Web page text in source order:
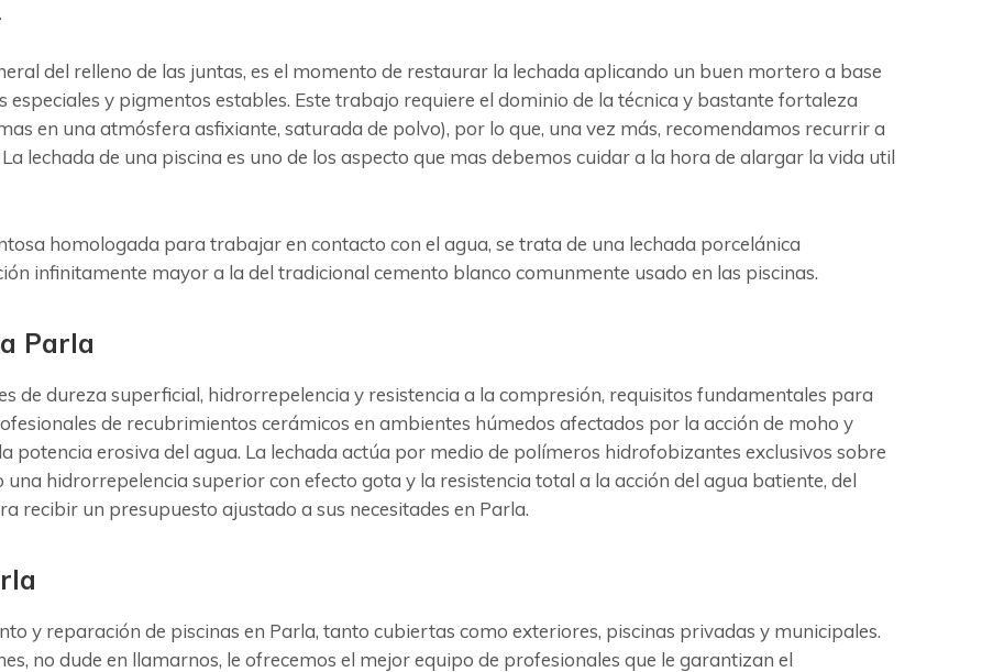
del relleno de las juntas, es el momento de restaurar la lechada aplicando un buen mortero a base
especiales y pigmentos estables. Este trabajo requiere el dominio de la técnica y bastante fortaleza
en una atmósfera asfixiante, saturada de polvo), por lo que, una vez más, recomendamos recurrir a
lechada de una piscina es uno de los aspecto que mas debemos cuidar a la hora de alargar la vida util
homologada para trabajar en contacto con el agua, se trata de una lechada porcelánica
infinitamente mayor a la del tradicional cemento blanco comunmente usado en las piscinas.
Parla
de dureza superficial, hidrorrepelencia y resistencia a la compresión, requisitos fundamentales para
de recubrimientos cerámicos en ambientes húmedos afectados por la acción de moho y
potencia erosiva del agua. La lechada actúa por medio de polímeros hidrofobizantes exclusivos sobre
hidrorrepelencia superior con efecto gota y la resistencia total a la acción del agua batiente, del
recibir un presupuesto ajustado a sus necesitades en Parla.
y reparación de piscinas en Parla, tanto cubiertas como exteriores, piscinas privadas y municipales.
no dude en llamarnos, le ofrecemos el mejor equipo de profesionales que le garantizan el